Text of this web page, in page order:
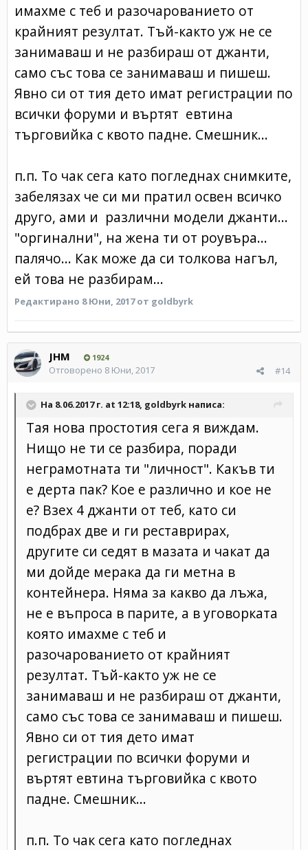
имахме с теб и разочарованието от
крайният резултат. Тъй-както уж не се
занимаваш и не разбираш от джанти,
само със това се занимаваш и пишеш.
Явно си от тия дето имат регистрации по
всички форуми и въртят евтина
търговийка с квото падне. Смешник...
п.п. То чак сега като погледнах снимките,
забелязах че си ми пратил освен всичко
друго, ами и различни модели джанти...
"оргинални", на жена ти от роувъра...
палячо... Как може да си толкова нагъл,
ей това не разбирам...
Редактирано 8 Юни, 2017от goldbyrk
JHM 1924
#14
Отговорено 8 Юни, 2017
На 8.06.2017 г. at 12:18, goldbyrk написа:
Тая нова простотия сега я виждам.
Нищо не ти се разбира, поради
неграмотната ти "личност". Какъв ти
е дерта пак? Кое е различно и кое не
е? Взех 4 джанти от теб, като си
подбрах две и ги реставрирах,
другите си седят в мазата и чакат да
ми дойде мерака да ги метна в
контейнера. Няма за какво да лъжа,
не е въпроса в парите, а в уговорката
която имахме с теб и
разочарованието от крайният
резултат. Тъй-както уж не се
занимаваш и не разбираш от джанти,
само със това се занимаваш и пишеш.
Явно си от тия дето имат
регистрации по всички форуми и
въртят евтина търговийка с квото
падне. Смешник...
п.п. То чак сега като погледнах